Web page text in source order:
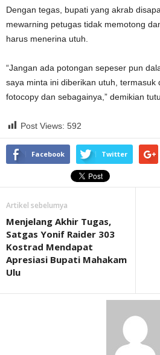
Dengan tegas, bupati yang akrab
mewarning petugas tidak memotong
harus menerina utuh.
“Jangan ada potongan sepeser pun
saya minta ini diberikan utuh, termasuk
fotocopy dan sebagainya,” demikian
Post Views: 592
Facebook Twitter
Artikel sebelumya
Menjelang Akhir Tugas,
Satgas Yonif Raider 303
Kostrad Mendapat
Apresiasi Bupati Mahakam
Ulu